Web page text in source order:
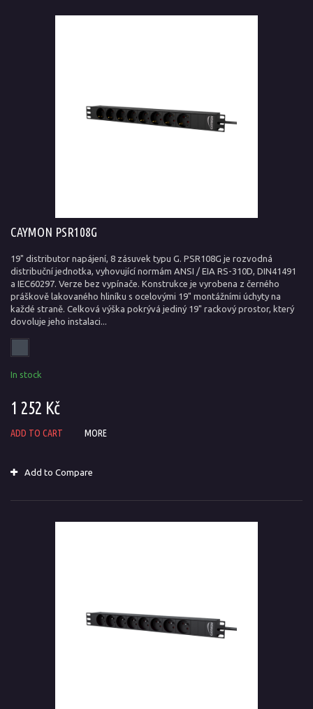
CAYMON PSR108G
19" distributor napájení, 8 zásuvek typu G. PSR108G je rozvodná
distribuční jednotka, vyhovující normám ANSI / EIA RS-310D, DIN41491
a IEC60297. Verze bez vypínače. Konstrukce je vyrobena z černého
práškově lakovaného hliníku s ocelovými 19" montážními úchyty na
každé straně. Celková výška pokrývá jediný 19" rackový prostor, který
dovoluje jeho instalaci...
In stock
1 252 Kč
ADD TO CART MORE
Add to Compare